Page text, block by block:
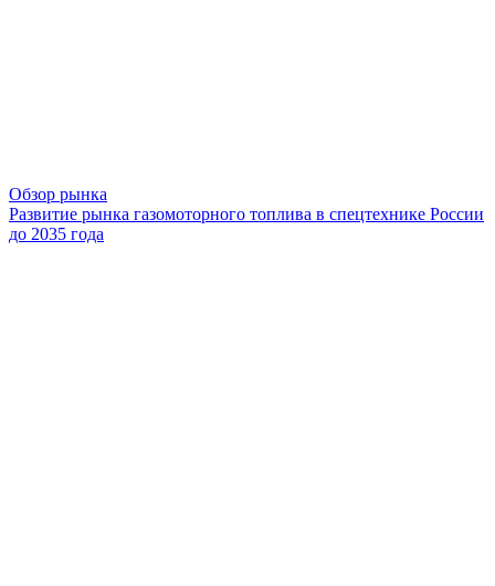
Обзор рынка
Развитие рынка газомоторного топлива в спецтехнике России
до 2035 года